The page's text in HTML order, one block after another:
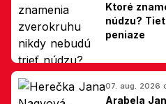
Ktoré
núdzu?
peniaze
07. aug. 2026
Arabela